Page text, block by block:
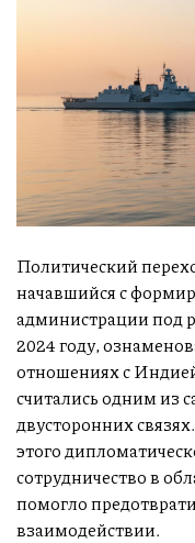
Политический
начавшийся с
администрации под
2024 году,
отношениях с
считались одним из
двусторонних
этого
сотрудничество в
помогло
взаимодействии.